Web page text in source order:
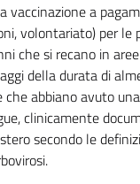
vaccinazione a
volontariato) per le
che si recano in
della durata di
che abbiano avuto
clinicamente
secondo le